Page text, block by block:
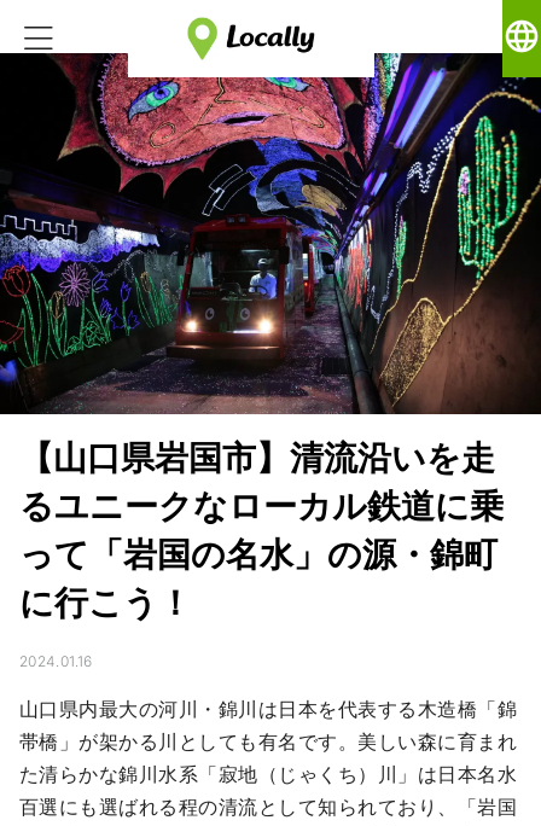
language
【山口県岩国市】清流沿いを走
るユニークなローカル鉄道に乗
って「岩国の名水」の源・錦町
に行こう！
2024.01.16
山口県内最大の河川・錦川は日本を代表する木造橋「錦
帯橋」が架かる川としても有名です。美しい森に育まれ
た清らかな錦川水系「寂地（じゃくち）川」は日本名水
百選にも選ばれる程の清流として知られており、「岩国